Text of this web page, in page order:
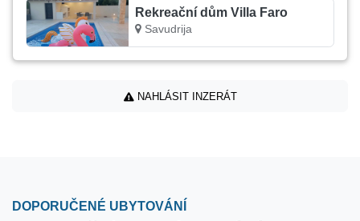
Rekreační dům Villa Faro
Savudrija
NAHLÁSIT INZERÁT
DOPORUČENÉ UBYTOVÁNÍ